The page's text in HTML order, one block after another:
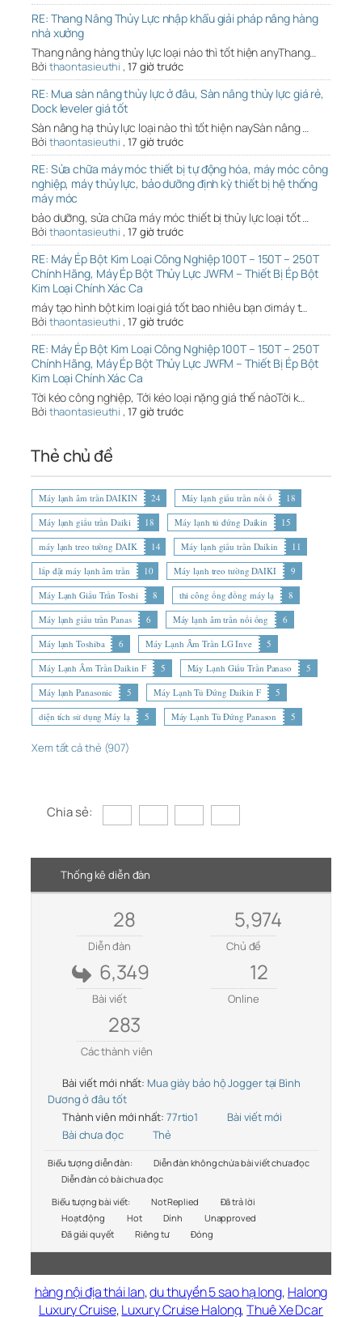
RE: Thang Nâng Thủy Lực nhập khẩu giải pháp nâng hàng
nhà xưởng
Thang nâng hàng thủy lực loại nào thì tốt hiện anyThang…
Bởi thaontasieuthi , 17 giờ trước
RE: Mua sàn nâng thủy lực ở đâu, Sàn nâng thủy lực giá rẻ,
Dock leveler giá tốt
Sàn nâng hạ thủy lực loại nào thì tốt hiện naySàn nâng …
Bởi thaontasieuthi , 17 giờ trước
RE: Sửa chữa máy móc thiết bị tự động hóa, máy móc công
nghiệp, máy thủy lực, bảo dưỡng định kỳ thiết bị hệ thống
máy móc
bảo dưỡng, sửa chữa máy móc thiết bị thủy lực loại tốt …
Bởi thaontasieuthi , 17 giờ trước
RE: Máy Ép Bột Kim Loại Công Nghiệp 100T – 150T – 250T
Chính Hãng, Máy Ép Bột Thủy Lực JWFM – Thiết Bị Ép Bột
Kim Loại Chính Xác Ca
máy tạo hình bột kim loại giá tốt bao nhiêu bạn ơimáy t…
Bởi thaontasieuthi , 17 giờ trước
RE: Máy Ép Bột Kim Loại Công Nghiệp 100T – 150T – 250T
Chính Hãng, Máy Ép Bột Thủy Lực JWFM – Thiết Bị Ép Bột
Kim Loại Chính Xác Ca
Tời kéo công nghiệp, Tới kéo loại nặng giá thế nàoTời k…
Bởi thaontasieuthi , 17 giờ trước
Thẻ chủ đề
Máy lạnh âm trần DAIKIN 24 Máy lạnh giấu trần nối ố
18
Máy lạnh giấu trần Daiki
18 Máy lạnh tủ đứng Daikin
15
máy lạnh treo tường DAIK
14 Máy lạnh giấu trần Daikin
11
lắp đặt máy lạnh âm trần
10 Máy lạnh treo tường DAIKI
9
Máy Lạnh Giấu Trần Toshi
8 thi công ống đồng máy lạ
8
Máy lạnh giấu trần Panas
6 Máy lạnh âm trần nối ống
6
Máy lạnh Toshiba
6 Máy Lạnh Âm Trần LG Inve
5
Máy Lạnh Âm Trần Daikin F
5 Máy Lạnh Giấu Trần Panaso
5
Máy lạnh Panasonic
5 Máy Lạnh Tủ Đứng Daikin F
5
diện tích sử dụng Máy lạ
5 Máy Lạnh Tủ Đứng Panason 5
Xem tất cả thẻ (907)
Chia sẻ:
Thống kê diễn đàn
28
Diễn đàn
5,974
Chủ đề
6,349
Bài viết
12
Online
283
Các thành viên
Bài viết mới nhất: Mua giày bảo hộ Jogger tại Bình
Dương ở đâu tốt
Thành viên mới nhất: 77rtio1
Bài viết mới
Bài chưa đọc
Thẻ
Biểu tượng diễn đàn:
Diễn đàn không chứa bài viết chưa đọc
Diễn đàn có bài chưa đọc
Biểu tượng bài viết:
Not Replied
Đã trả lời
Hoạt động
Hot Dính
Unapproved
Đã giải quyết
Riêng tư Đóng
hàng nội địa thái lan,du thuyền 5 sao hạ long, Halong
Luxury Cruise,Luxury Cruise Halong,Thuê Xe Dcar